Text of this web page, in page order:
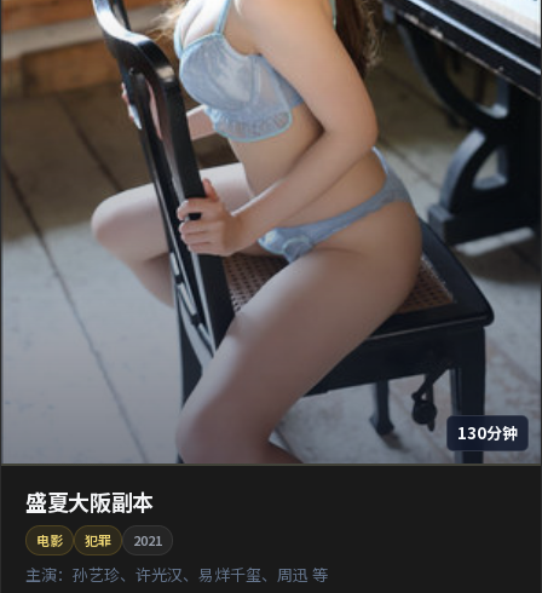
130分钟
盛夏大阪副本
电影 犯罪 2021
主演： 孙艺珍、许光汉、易烊千玺、周迅 等